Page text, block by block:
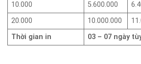
10.000
5.600.000
20.000
10.000.000
Thời gian in
03 – 07 ngày